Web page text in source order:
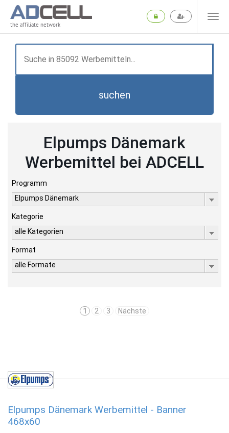
the affiliate network
suchen
Elpumps Dänemark
Werbemittel bei ADCELL
Programm
Elpumps Dänemark
Kategorie
alle Kategorien
Format
alle Formate
1 2 3 Nächste
Elpumps Dänemark Werbemittel - Banner
468x60